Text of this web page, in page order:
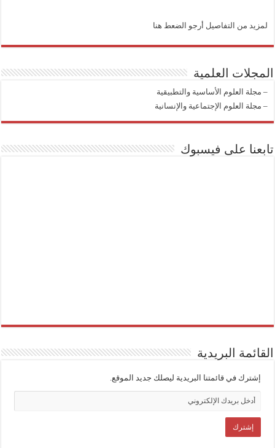
لمزيد من التفاصيل أرجو الضعط هنا
المجلات العلمية
– مجلة العلوم الأساسية والتطبيقية
– مجلة العلوم الإجتماعية والإنسانية
تابعنا على فيسبوك
القائمة البريدية
إشترك في قائمتنا البريدية ليصلك جديد الموقع.